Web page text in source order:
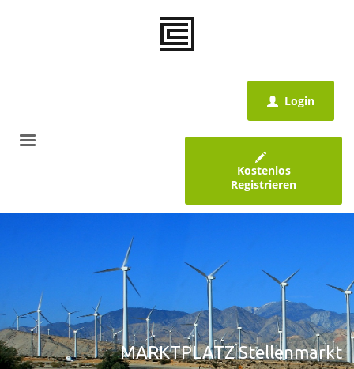
Login
Kostenlos
Registrieren
MARKTPLATZ Stellenmarkt